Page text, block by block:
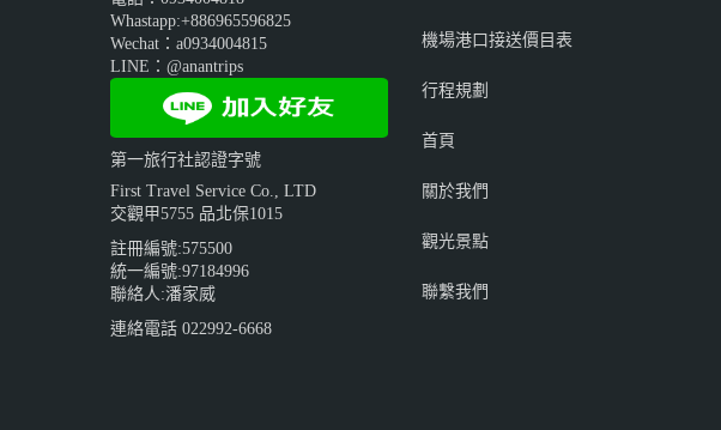
Whastapp:+886965596825
Wechat：a0934004815
LINE：@anantrips
第一旅行社認證字號
First Travel Service Co., LTD
交觀甲5755 品北保1015
註冊編號:575500
統一編號:97184996
聯絡人:潘家威
連絡電話 022992-6668
機場港口接送價目表
行程規劃
首頁
關於我們
觀光景點
聯繫我們